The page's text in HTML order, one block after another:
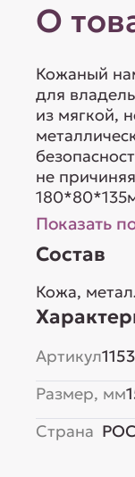
О
Кожаный
для
из мягкой,
не
Показать
Состав
Кожа,
Артикул
Размер, мм
Страна